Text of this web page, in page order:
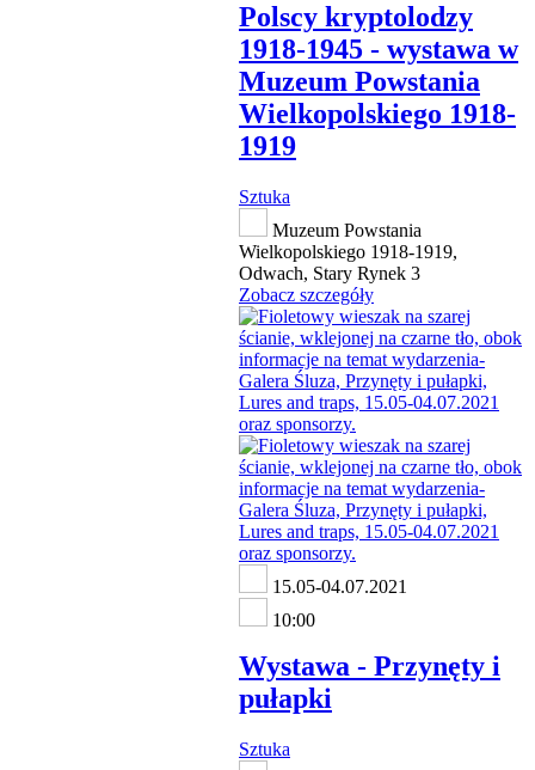
Polscy kryptolodzy
1918-1945 - wystawa w
Muzeum Powstania
Wielkopolskiego 1918-
1919
Sztuka
Muzeum Powstania
Wielkopolskiego 1918-1919,
Odwach, Stary Rynek 3
Zobacz szczegóły
15.05-04.07.2021
10:00
Wystawa - Przynęty i
pułapki
Sztuka